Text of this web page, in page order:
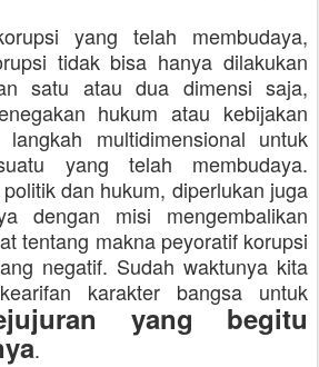
yang telah membudaya,
tidak bisa hanya dilakukan
satu atau dua dimensi saja,
hukum atau kebijakan
multidimensional untuk
yang telah membudaya.
dan hukum, diperlukan juga
dengan misi mengembalikan
tentang makna peyoratif korupsi
negatif. Sudah waktunya kita
karakter bangsa untuk
yang begitu
.